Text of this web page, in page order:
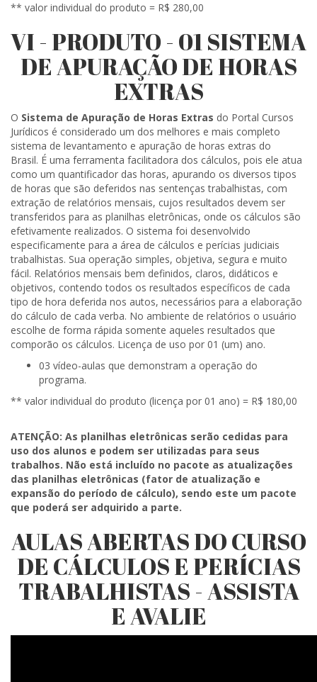
** valor individual do produto = R$ 280,00
VI - PRODUTO - 01 SISTEMA
DE APURAÇÃO DE HORAS
EXTRAS
O Sistema de Apuração de Horas Extras do Portal Cursos
Jurídicos é considerado um dos melhores e mais completo
sistema de levantamento e apuração de horas extras do
Brasil. É uma ferramenta facilitadora dos cálculos, pois ele atua
como um quantificador das horas, apurando os diversos tipos
de horas que são deferidos nas sentenças trabalhistas, com
extração de relatórios mensais, cujos resultados devem ser
transferidos para as planilhas eletrônicas, onde os cálculos são
efetivamente realizados. O sistema foi desenvolvido
especificamente para a área de cálculos e perícias judiciais
trabalhistas. Sua operação simples, objetiva, segura e muito
fácil. Relatórios mensais bem definidos, claros, didáticos e
objetivos, contendo todos os resultados específicos de cada
tipo de hora deferida nos autos, necessários para a elaboração
do cálculo de cada verba. No ambiente de relatórios o usuário
escolhe de forma rápida somente aqueles resultados que
comporão os cálculos. Licença de uso por 01 (um) ano.
03 vídeo-aulas que demonstram a operação do
programa.
** valor individual do produto (licença por 01 ano) = R$ 180,00
ATENÇÃO: As planilhas eletrônicas serão cedidas para
uso dos alunos e podem ser utilizadas para seus
trabalhos. Não está incluído no pacote as atualizações
das planilhas eletrônicas (fator de atualização e
expansão do período de cálculo), sendo este um pacote
que poderá ser adquirido a parte.
AULAS ABERTAS DO CURSO
DE CÁLCULOS E PERÍCIAS
TRABALHISTAS - ASSISTA
E AVALIE